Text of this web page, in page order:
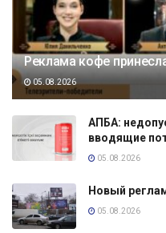
Реклама кофе
05.08.2026
АПБА:
вводящие
05.08.2026
Новый
05.08.2026